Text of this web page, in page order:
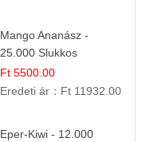
Mango Ananász -
25.000 Slukkos
eldobható E-cigaretta |
Trópusi Ízélmény
Ft 5500.00
Eredeti ár： Ft 11932.00
Eper-Kiwi - 12.000